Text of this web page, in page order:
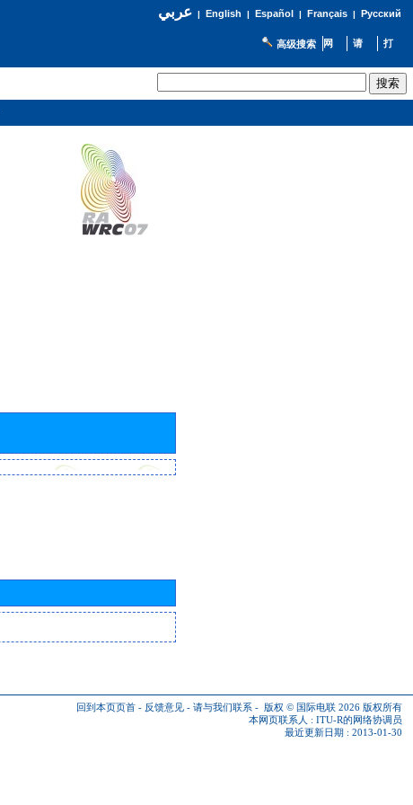
عربي| English | Español | Français| Русский
高级搜索
回到本页页首 - 反馈意见 - 请与我们联系 - 版权 © 国际电联 2026 版权所有
本网页联系人 : ITU-R的网络协调员
最近更新日期 : 2013-01-30